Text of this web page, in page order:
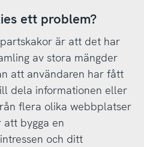
ett problem?
är att det har
av stora mängder
att användaren har fått
dela informationen eller
flera olika webbplatser
att bygga en
och ditt